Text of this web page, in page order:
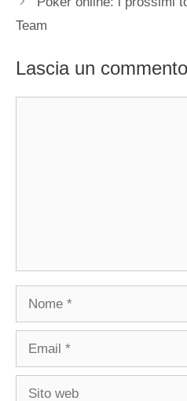
Team
Lascia un commento
Nome
Email
Sito